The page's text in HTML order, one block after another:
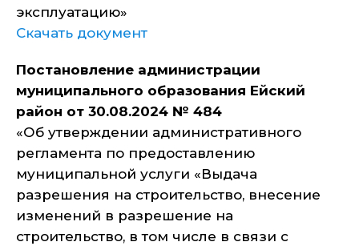
эксплуатацию»
Скачать документ
Постановление администрации
муниципального образования Ейский
район от 30.08.2024 № 484
«Об утверждении административного
регламента по предоставлению
муниципальной услуги «Выдача
разрешения на строительство, внесение
изменений в разрешение на
строительство, в том числе в связи с